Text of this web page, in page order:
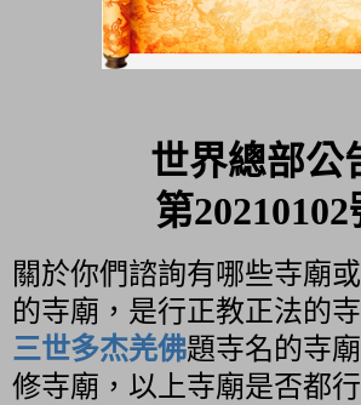
世界總部公
第20210102
關於你們諮詢有哪些寺廟
的寺廟，是行正教正法的寺
三世多杰羌佛題寺名的寺
修寺廟，以上寺廟是否都